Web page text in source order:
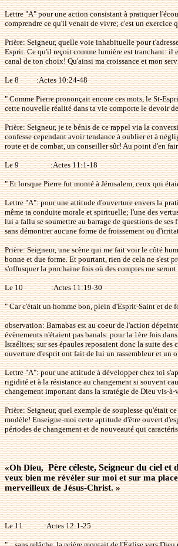
Lettre "A" pour une action consistant à pratiquer
comprendre ce qu'il venait de vivre; c'est un exercice
Prière: Seigneur, quelle voie inhabituelle pour
Esprit. Ce qu'il reçoit comme lumière est tranchant: il
canal de ton choix! Qu'ainsi ma croissance et mon
Le 8 :Actes 10:24-48
" Comme Pierre prononçait encore ces mots, le St-
cette nouvelle réalité dans ta vie comporte le devoir
Prière: Seigneur, je te bénis de ce rappel via la
confesse cependant avoir tendance à oublier et à
route et de combat, un conseiller sûr! Au point d'en
Le 9 :Actes 11:1-18
" Et lorsque Pierre fut monté à Jérusalem, ceux qui
Lettre "A": pour une attitude d'ouverture envers la
même ta conduite morale et spirituelle; l'une des
lui a fallu se soumettre au barrage de questions de
sans démontrer aucune forme de froissement ou
Prière: Seigneur, une scène qui me fait voir le côté
bonne et due forme. Et pourtant, rien de cela ne s'est
s'offusquer la prochaine fois où des comptes me
Le 10 :Actes 11:19-30
" Car c'était un homme bon, plein d'Esprit-Saint et de
observation: Barnabas est au coeur de l'action
évènements n'étaient pas banals: pour la 1ère fois
Israélites; sur ses épaules reposaient donc la suite
ouverture d'esprit ont fait de lui un rassembleur et un
Lettre "A": pour une attitude à développer chez toi
rigidité et à la résistance au changement si souvent
changement important dans la stratégie de Dieu vis-
Prière: Seigneur, quel exemple de souplesse qu'était
modèle! Enseigne-moi cette aptitude d'être ouvert
périodes de changement et de nouveauté qui
«Oh Dieu, Père céleste, Seigneur du ciel et
veux bien me révéler sur moi et sur ma
merveilleux de Jésus-Christ. »
Le 11 :Actes 12:1-25